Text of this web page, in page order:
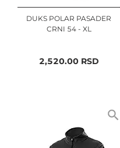
DUKS POLAR PASADER
CRNI 54 - XL
2,520.00RSD